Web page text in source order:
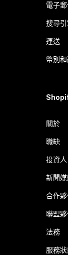
電子
搜尋
運送
幣別
關於
職缺
投資人
新聞
合作
聯盟
法務
服務